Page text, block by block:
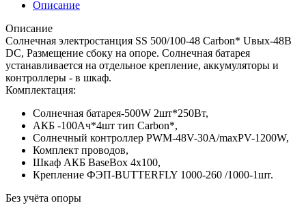
Описание
Описание
Солнечная электростанция SS 500/100-48 Carbon* Uвых-48В
DC, Размещение сбоку на опоре. Солнечная батарея
устанавливается на отдельное крепление, аккумуляторы и
контроллеры - в шкаф.
Комплектация:
Солнечная батарея-500W 2шт*250Вт,
АКБ -100Aч*4шт тип Carbon*,
Солнечный контроллер PWM-48V-30A/maxPV-1200W,
Комплект проводов,
Шкаф АКБ BaseBox 4x100,
Крепление ФЭП-BUTTERFLY 1000-260 /1000-1шт.
Без учёта опоры